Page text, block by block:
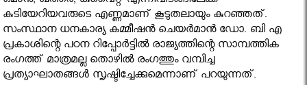
കുടിയേറിയവരുടെ എണ്ണമാണ് കൂടുതലായും കുറഞ്ഞത്‌.
സംസ്ഥാന ധനകാര്യ കമ്മീഷന്‍ ചെയര്‍മാന്‍ ഡോ. ബി എ
പ്രകാശിന്റെ പഠന റിപ്പോര്‍ട്ടില്‍ രാജ്യത്തിന്റെ സാമ്പത്തിക
രംഗത്ത് മാത്രമല്ല തൊഴിൽ രംഗത്തും വമ്പിച്ച
പ്രത്യാഘാതങ്ങൾ സൃഷ്ടിച്ചേക്കുമെന്നാണ് പറയുന്നത്.